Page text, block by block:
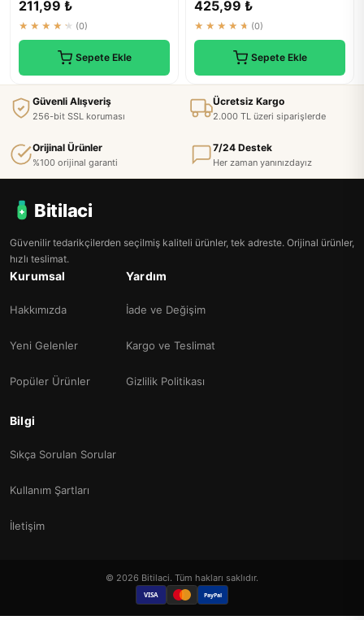
211,99 ₺
★★★★★ (0)
Sepete Ekle
425,99 ₺
★★★★★ (0)
Sepete Ekle
Güvenli Alışveriş
256-bit SSL koruması
Ücretsiz Kargo
2.000 TL üzeri siparişlerde
Orijinal Ürünler
%100 orijinal garanti
7/24 Destek
Her zaman yanınızdayız
Bitilaci
Güvenilir tedarikçilerden seçilmiş kaliteli ürünler, tek adreste. Orijinal ürünler,
hızlı teslimat.
Kurumsal
Hakkımızda
Yeni Gelenler
Popüler Ürünler
Yardım
İade ve Değişim
Kargo ve Teslimat
Gizlilik Politikası
Bilgi
Sıkça Sorulan Sorular
Kullanım Şartları
İletişim
© 2026 Bitilaci. Tüm hakları saklıdır.
VISA PayPal